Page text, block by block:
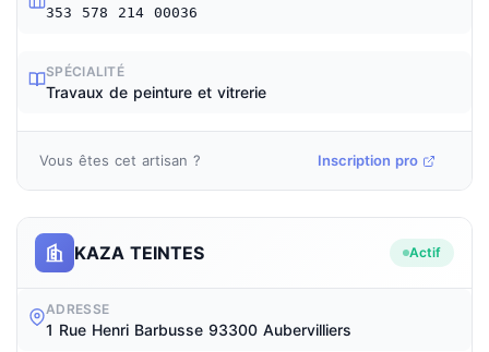
353 578 214 00036
SPÉCIALITÉ
Travaux de peinture et vitrerie
Vous êtes cet artisan ? Inscription pro
KAZA TEINTES Actif
ADRESSE
1 Rue Henri Barbusse 93300 Aubervilliers